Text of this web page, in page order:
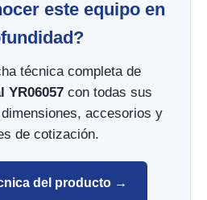
este equipo en
técnica completa de
YR06057 con todas sus
accesorios y
de cotización.
del producto →